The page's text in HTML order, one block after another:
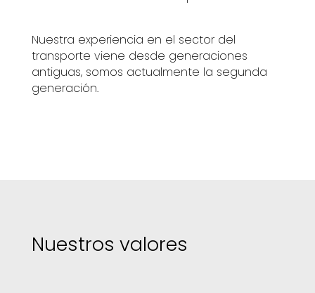
Nuestra experiencia en el sector del
transporte viene desde generaciones
antiguas, somos actualmente la segunda
generación.
Nuestros valores